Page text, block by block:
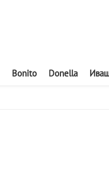
Bonito Donella